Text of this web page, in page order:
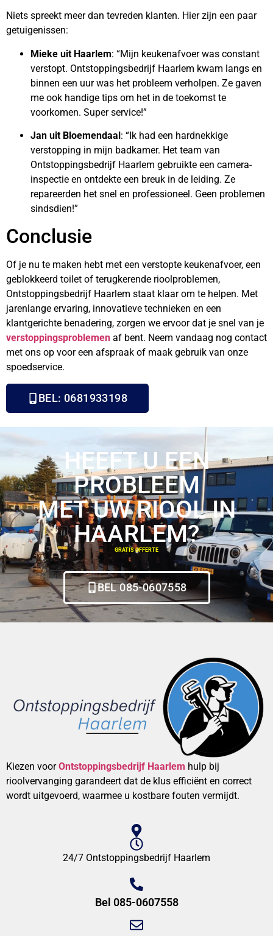
Niets spreekt meer dan tevreden klanten. Hier zijn een paar
getuigenissen:
Mieke uit Haarlem: “Mijn keukenafvoer was constant
verstopt. Ontstoppingsbedrijf Haarlem kwam langs en
binnen een uur was het probleem verholpen. Ze gaven
me ook handige tips om het in de toekomst te
voorkomen. Super service!”
Jan uit Bloemendaal: “Ik had een hardnekkige
verstopping in mijn badkamer. Het team van
Ontstoppingsbedrijf Haarlem gebruikte een camera-
inspectie en ontdekte een breuk in de leiding. Ze
repareerden het snel en professioneel. Geen problemen
sindsdien!”
Conclusie
Of je nu te maken hebt met een verstopte keukenafvoer, een
geblokkeerd toilet of terugkerende rioolproblemen,
Ontstoppingsbedrijf Haarlem staat klaar om te helpen. Met
jarenlange ervaring, innovatieve technieken en een
klantgerichte benadering, zorgen we ervoor dat je snel van je
verstoppingsproblemen af bent. Neem vandaag nog contact
met ons op voor een afspraak of maak gebruik van onze
spoedservice.
BEL: 0681933198
HEEFT U EEN
PROBLEEM
MET UW RIOOL IN
HAARLEM?
GRATIS OFFERTE
BEL 085-0607558
Kiezen voorOntstoppingsbedrijf Haarlem hulp bij
rioolvervanging garandeert dat de klus efficiënt en correct
wordt uitgevoerd, waarmee u kostbare fouten vermijdt.
24/7 Ontstoppingsbedrijf Haarlem
Bel 085-0607558